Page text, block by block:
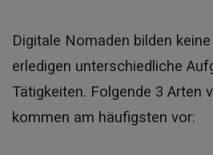
Digitale Nomaden bilden
erledigen unterschiedliche
Tätigkeiten. Folgende 3 Arten
kommen am häufigsten vor: